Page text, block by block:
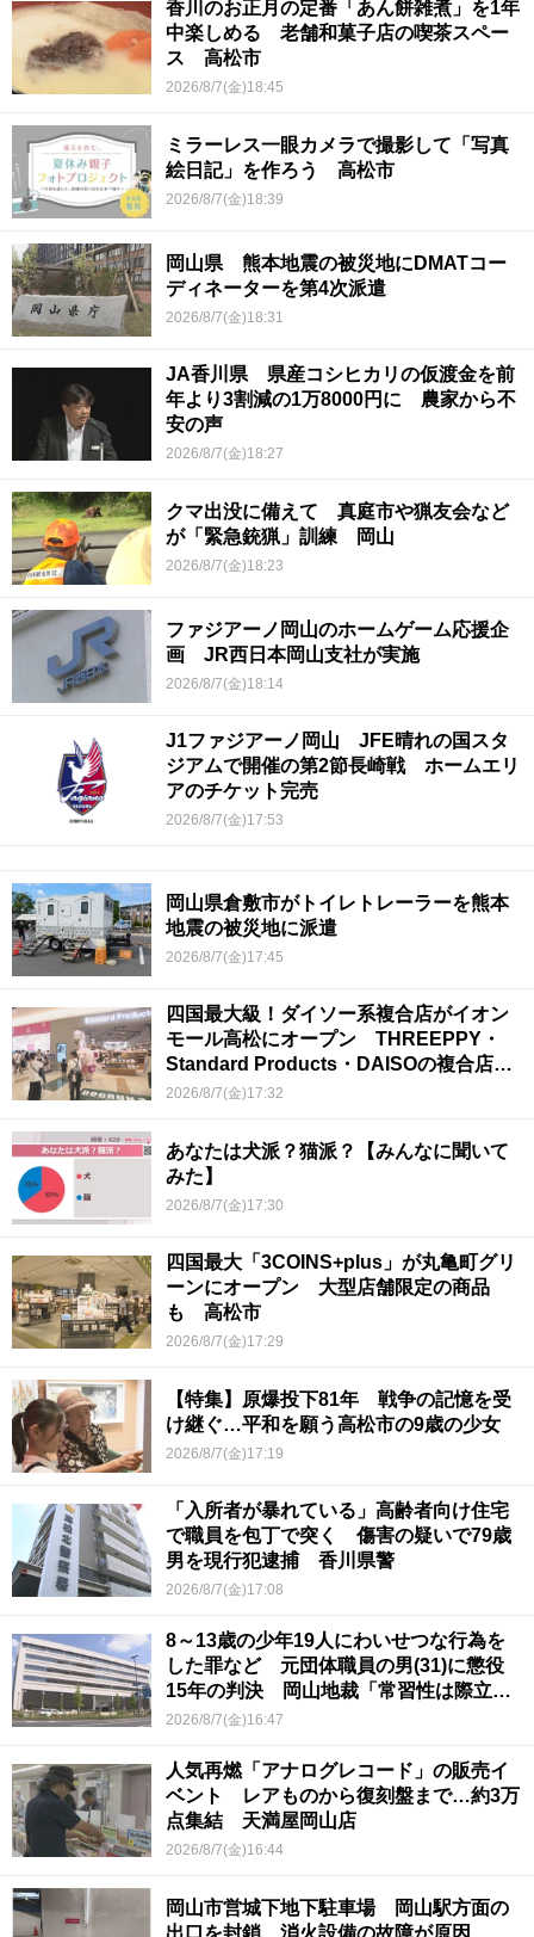
香川のお正月の定番「あん餅雑煮」を1年
中楽しめる 老舗和菓子店の喫茶スペー
ス 高松市
2026/8/7(金)18:45
ミラーレス一眼カメラで撮影して「写真
絵日記」を作ろう 高松市
2026/8/7(金)18:39
岡山県 熊本地震の被災地にDMATコー
ディネーターを第4次派遣
2026/8/7(金)18:31
JA香川県 県産コシヒカリの仮渡金を前
年より3割減の1万8000円に 農家から不
安の声
2026/8/7(金)18:27
クマ出没に備えて 真庭市や猟友会など
が「緊急銃猟」訓練 岡山
2026/8/7(金)18:23
ファジアーノ岡山のホームゲーム応援企
画 JR西日本岡山支社が実施
2026/8/7(金)18:14
J1ファジアーノ岡山 JFE晴れの国スタ
ジアムで開催の第2節長崎戦 ホームエリ
アのチケット完売
2026/8/7(金)17:53
岡山県倉敷市がトイレトレーラーを熊本
地震の被災地に派遣
2026/8/7(金)17:45
四国最大級！ダイソー系複合店がイオン
モール高松にオープン THREEPPY・
Standard Products・DAISOの複合店は
香川県初
2026/8/7(金)17:32
あなたは犬派？猫派？【みんなに聞いて
みた】
2026/8/7(金)17:30
四国最大「3COINS+plus」が丸亀町グリ
ーンにオープン 大型店舗限定の商品
も 高松市
2026/8/7(金)17:29
【特集】原爆投下81年 戦争の記憶を受
け継ぐ…平和を願う高松市の9歳の少女
2026/8/7(金)17:19
「入所者が暴れている」高齢者向け住宅
で職員を包丁で突く 傷害の疑いで79歳
男を現行犯逮捕 香川県警
2026/8/7(金)17:08
8～13歳の少年19人にわいせつな行為を
した罪など 元団体職員の男(31)に懲役
15年の判決 岡山地裁「常習性は際立っ
ていて被害結果も非常に重い」
2026/8/7(金)16:47
人気再燃「アナログレコード」の販売イ
ベント レアものから復刻盤まで…約3万
点集結 天満屋岡山店
2026/8/7(金)16:44
岡山市営城下地下駐車場 岡山駅方面の
出口を封鎖 消火設備の故障が原因